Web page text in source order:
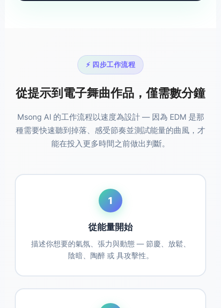
⚡ 四步工作流程
從提示到電子舞曲作品，僅需數分鐘
Msong AI 的工作流程以速度為設計 — 因為 EDM 是那
種需要快速聽到掉落、感受節奏並測試能量的曲風，才
能在投入更多時間之前做出判斷。
1
從能量開始
描述你想要的氣氛、張力與動態 — 節慶、放鬆、
陰暗、陶醉 或 具攻擊性。